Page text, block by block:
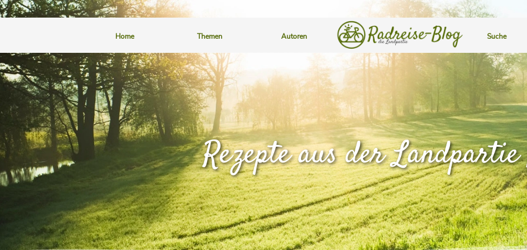
Home Themen Autoren Suche
Rezepte aus der Landpartie